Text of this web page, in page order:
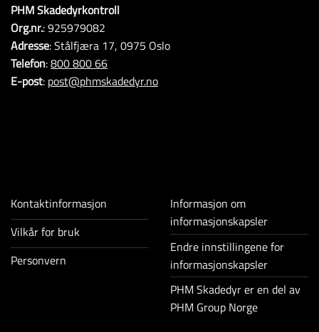
PHM Skadedyrkontroll
Org.nr.: 925979082
Adresse: Stålfjæra 17, 0975 Oslo
Telefon:800 800 66
E-post: post@phmskadedyr.no
Kontaktinformasjon
Vilkår for bruk
Personvern
Informasjon om
informasjonskapsler
Endre innstillingene for
informasjonskapsler
PHM Skadedyr er en del av
PHM Group Norge